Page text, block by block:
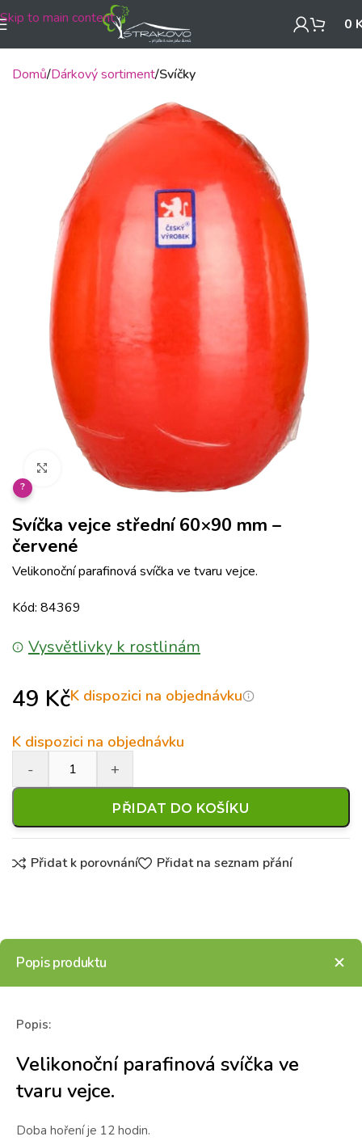
Skip to main content 0
Domů Dárkový sortiment Svíčky
Klikněte pro zvětšení
?
Svíčka vejce střední 60×90 mm –
červené
Velikonoční parafinová svíčka ve tvaru vejce.
Kód: 84369
Vysvětlivky k rostlinám
49 KčK dispozici na objednávku
K dispozici na objednávku
PŘIDAT DO KOŠÍKU
Přidat k porovnání Přidat na seznam přání
Popis produktu
Popis:
Velikonoční parafinová svíčka ve
tvaru vejce.
Doba hoření je 12 hodin.